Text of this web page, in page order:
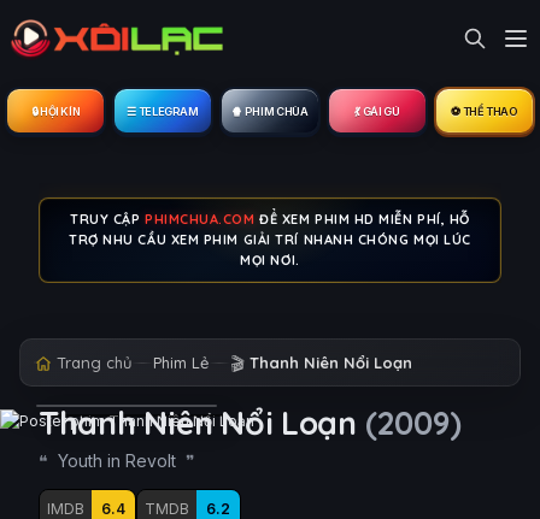
🔒︎ HỘI KÍN ☰ TELEGRAM 🍿 PHIM CHÙA 💃 GÁI GÚ ⚽ THỂ THAO
TRUY CẬP PHIMCHUA.COM ĐỂ XEM PHIM HD MIỄN PHÍ, HỖ
TRỢ NHU CẦU XEM PHIM GIẢI TRÍ NHANH CHÓNG MỌI LÚC
MỌI NƠI.
Trang chủ Phim Lẻ 🎬 Thanh Niên Nổi Loạn
Thanh Niên Nổi Loạn (2009)
Youth in Revolt
IMDB 6.4 TMDB 6.2